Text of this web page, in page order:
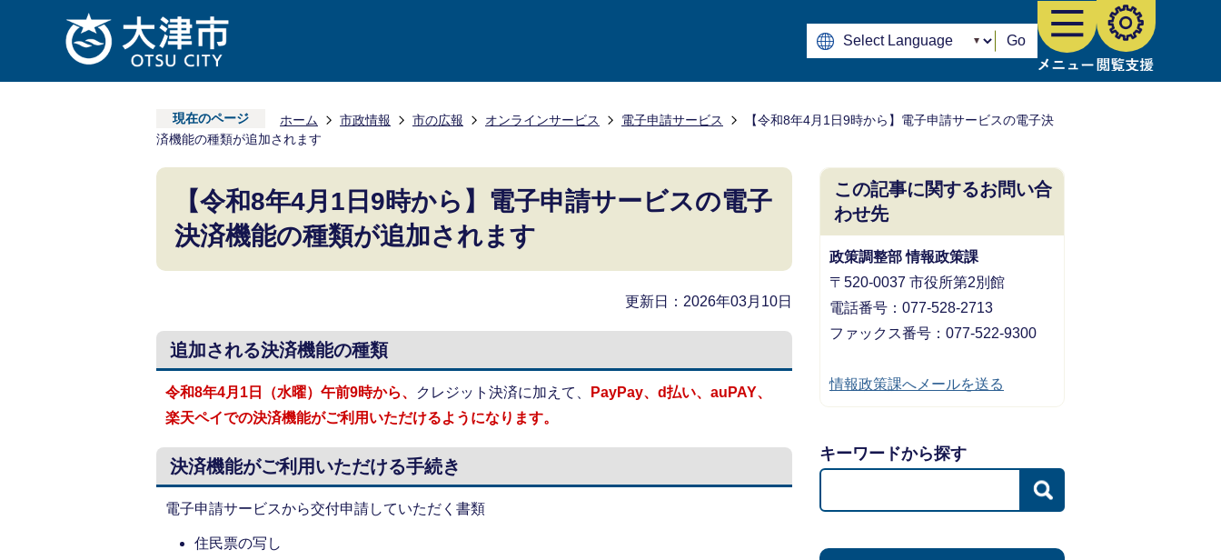
Go
現在のページ ホーム 市政情報 市の広報 オンラインサービス 電子申請サービス
【令和8年4月1日9時から】電子申請サービスの電子決
済機能の種類が追加されます
【令和8年4月1日9時から】電子申請サービスの電子
決済機能の種類が追加されます
更新日：2026年03月10日
追加される決済機能の種類
令和8年4月1日（水曜）午前9時から、 クレジット決済に加えて、
PayPay、d払い、auPAY、
楽天ペイでの決済機能がご利用いただけるようになります。
決済機能がご利用いただける手続き
電子申請サービスから交付申請していただく書類
住民票の写し
この記事に関するお問い合
わせ先
政策調整部 情報政策課
〒520-0037 市役所第2別館
電話番号：077-528-2713
ファックス番号：077-522-9300
情報政策課へメールを送る
キーワードから探す